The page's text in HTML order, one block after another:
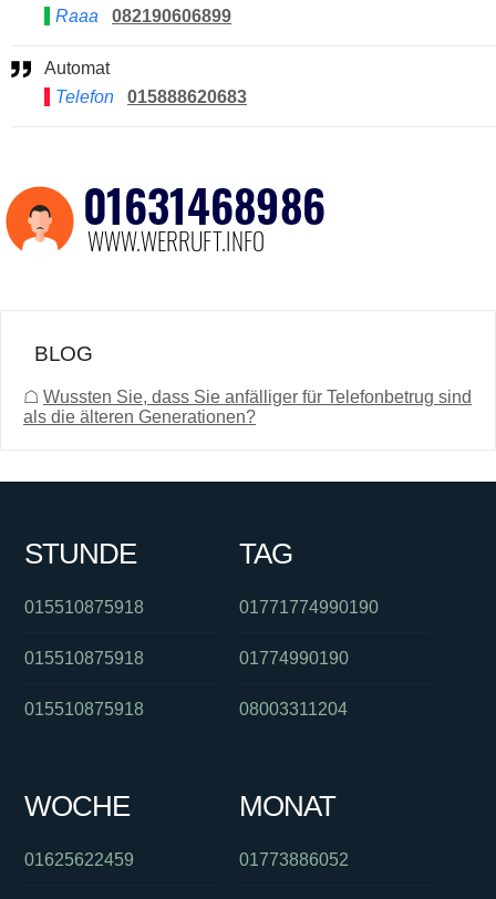
Raaa
082190606899
Automat
Telefon
015888620683
BLOG
☖ Wussten Sie, dass Sie anfälliger für Telefonbetrug sind
als die älteren Generationen?
STUNDE
015510875918
015510875918
015510875918
TAG
01771774990190
01774990190
08003311204
WOCHE
01625622459
MONAT
01773886052